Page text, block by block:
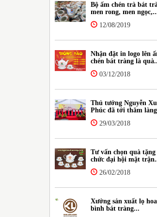
Bộ ấm chén trà bát
men rong, men
12/08/2019
Nhận đặt in logo lên
chén bát tràng là
03/12/2018
Thủ tướng Nguyễn
Phúc đã tới thăm
29/03/2018
Tư vấn chọn quà tặng
chức đại hội mặt
26/02/2018
Xưởng sản xuất lọ
bình bát tràng...